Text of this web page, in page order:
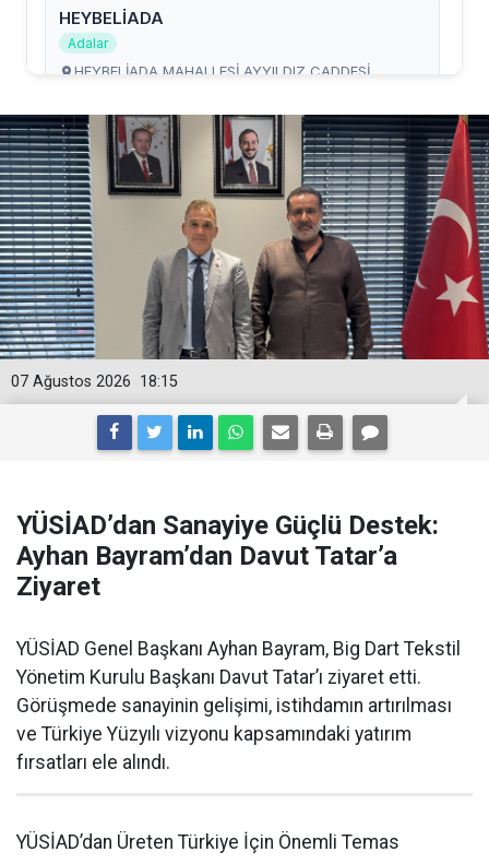
18:15
07 Ağustos 2026
YÜSİAD’dan Sanayiye Güçlü Destek:
Ayhan Bayram’dan Davut Tatar’a
Ziyaret
YÜSİAD Genel Başkanı Ayhan Bayram, Big Dart Tekstil
Yönetim Kurulu Başkanı Davut Tatar’ı ziyaret etti.
Görüşmede sanayinin gelişimi, istihdamın artırılması
ve Türkiye Yüzyılı vizyonu kapsamındaki yatırım
fırsatları ele alındı.
YÜSİAD’dan Üreten Türkiye İçin Önemli Temas